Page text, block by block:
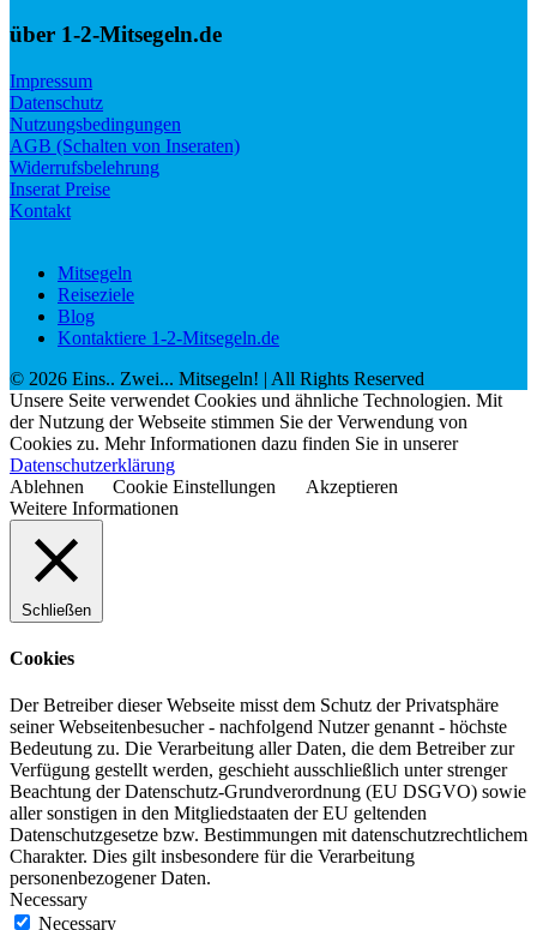
über 1-2-Mitsegeln.de
Impressum
Datenschutz
Nutzungsbedingungen
AGB (Schalten von Inseraten)
Widerrufsbelehrung
Inserat Preise
Kontakt
Mitsegeln
Reiseziele
Blog
Kontaktiere 1-2-Mitsegeln.de
© 2026 Eins.. Zwei... Mitsegeln! | All Rights Reserved
Unsere Seite verwendet Cookies und ähnliche Technologien. Mit
der Nutzung der Webseite stimmen Sie der Verwendung von
Cookies zu. Mehr Informationen dazu finden Sie in unserer
Datenschutzerklärung
Ablehnen
Cookie Einstellungen
Akzeptieren
Weitere Informationen
Schließen
Cookies
Der Betreiber dieser Webseite misst dem Schutz der Privatsphäre
seiner Webseitenbesucher - nachfolgend Nutzer genannt - höchste
Bedeutung zu. Die Verarbeitung aller Daten, die dem Betreiber zur
Verfügung gestellt werden, geschieht ausschließlich unter strenger
Beachtung der Datenschutz-Grundverordnung (EU DSGVO) sowie
aller sonstigen in den Mitgliedstaaten der EU geltenden
Datenschutzgesetze bzw. Bestimmungen mit datenschutzrechtlichem
Charakter. Dies gilt insbesondere für die Verarbeitung
personenbezogener Daten.
Necessary
Necessary